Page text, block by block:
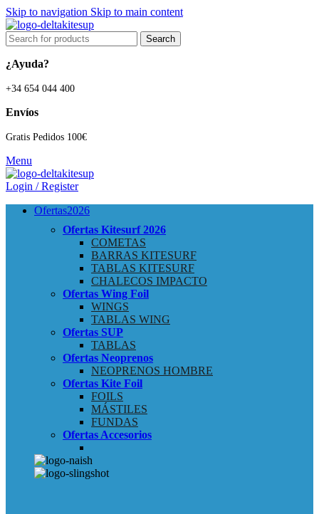
Skip to navigation Skip to main content
Search
¿Ayuda?
+34 654 044 400
Envíos
Gratis Pedidos 100€
Menu
Login / Register
Ofertas2026
Ofertas Kitesurf2026
COMETAS
BARRAS KITESURF
TABLAS KITESURF
CHALECOS IMPACTO
Ofertas Wing Foil
WINGS
TABLAS WING
Ofertas SUP
TABLAS
Ofertas Neoprenos
NEOPRENOS HOMBRE
Ofertas Kite Foil
FOILS
MÁSTILES
FUNDAS
Ofertas Accesorios